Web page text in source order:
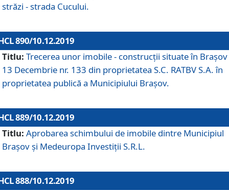
străzi - strada Cucului.
890/10.12.2019
Titlu: Trecerea unor imobile - construcții situate în Brașov
13 Decembrie nr. 133 din proprietatea S.C. RATBV S.A. în
proprietatea publică a Municipiului Brașov.
889/10.12.2019
Titlu: Aprobarea schimbului de imobile dintre Municipiul
Brașov și Medeuropa Investiții S.R.L.
888/10.12.2019